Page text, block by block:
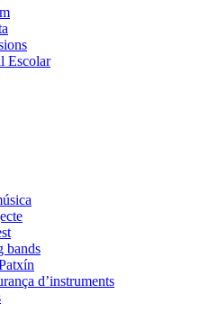
Escolar
bands
d’instruments